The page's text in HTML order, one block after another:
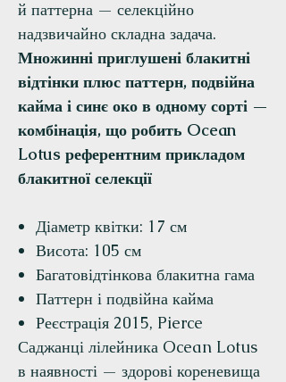
й паттерна — селекційно
надзвичайно складна задача.
Множинні приглушені блакитні
відтінки плюс паттерн, подвійна
кайма і синє око в одному сорті —
комбінація, що робить Ocean
Lotus референтним прикладом
блакитної селекції
Діаметр квітки: 17 см
Висота: 105 см
Багатовідтінкова блакитна гама
Паттерн і подвійна кайма
Реєстрація 2015, Pierce
Саджанці лілейника Ocean Lotus
в наявності — здорові кореневища